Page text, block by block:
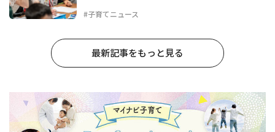
#子育てニュース
最新記事をもっと見る